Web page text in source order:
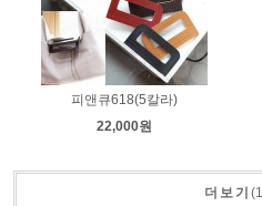
피앤큐618(5칼라)
22,000원
더보기 (1